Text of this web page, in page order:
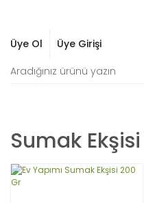
Üye Ol Üye Girişi
Sumak